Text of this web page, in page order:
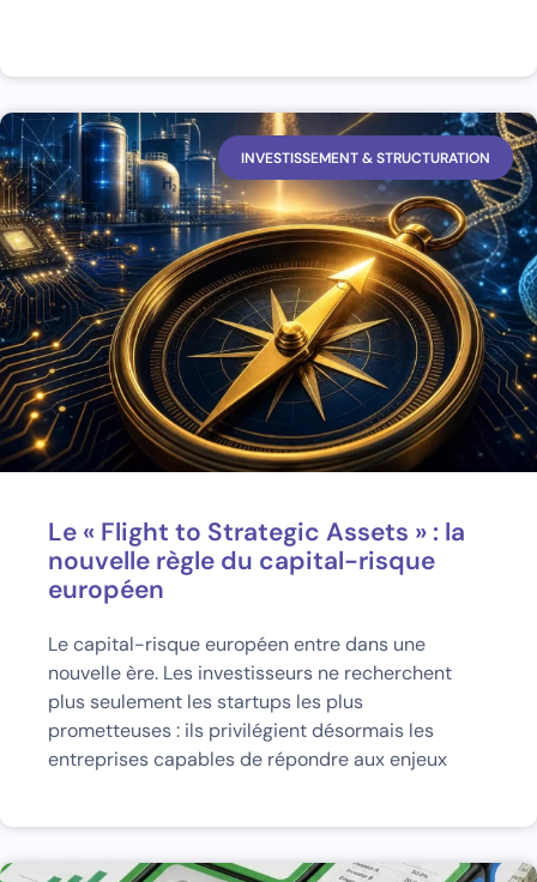
INVESTISSEMENT & STRUCTURATION
Le « Flight to Strategic Assets » : la
nouvelle règle du capital-risque
européen
Le capital-risque européen entre dans une
nouvelle ère. Les investisseurs ne recherchent
plus seulement les startups les plus
prometteuses : ils privilégient désormais les
entreprises capables de répondre aux enjeux